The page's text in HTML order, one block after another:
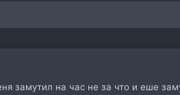
замутил на час не за что и еше